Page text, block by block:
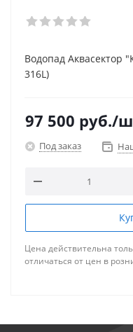
Водопад Аквасектор
316L)
97 500 руб./
Под заказ
Цена действительна
отличаться от цен в